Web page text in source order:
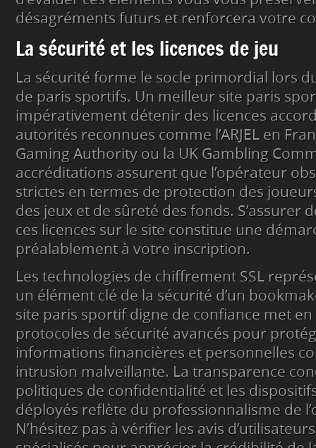
désagréments futurs et renforcera votre
La sécurité et les licences de jeu
La sécurité forme le socle primordial lors
de paris sportifs. Un meilleur site paris
impérativement détenir des licences
autorités reconnues comme l’ARJEL en
Gaming Authority ou la UK Gambling
accréditations assurent que l’opérateur
strictes en termes de protection des
des jeux et de sûreté des fonds. S’assurer
ces licences sur le site constitue une
préalablement à votre inscription.
Les technologies de chiffrement SSL
un élément clé de la sécurité d’un
site paris sportif digne de confiance met en
protocoles de sécurité avancés pour
informations financières et personnelles
intrusion malveillante. La transparence
politiques de confidentialité et les
déployés reflète du professionnalisme de
N’hésitez pas à vérifier les avis